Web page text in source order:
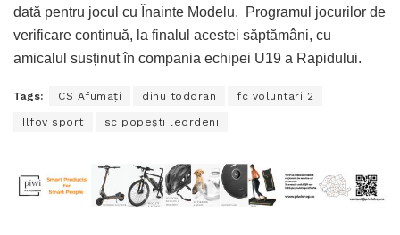
dată pentru jocul cu Înainte Modelu. Programul jocurilor de
verificare continuă, la finalul acestei săptămâni, cu
amicalul susținut în compania echipei U19 a Rapidului.
Tags: CS Afumaţi dinu todoran fc voluntari 2
Ilfov sport sc popeşti leordeni